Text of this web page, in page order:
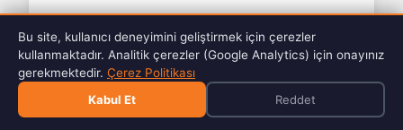
Aşınma Sacı İşleme
Aşınma saclarının yüksek sertliği, işleme
Bu site, kullanıcı deneyimini geliştirmek için çerezler
kullanmaktadır. Analitik çerezler (Google Analytics) için onayınız
gerekmektedir. Çerez Politikası
Kabul Et
Reddet